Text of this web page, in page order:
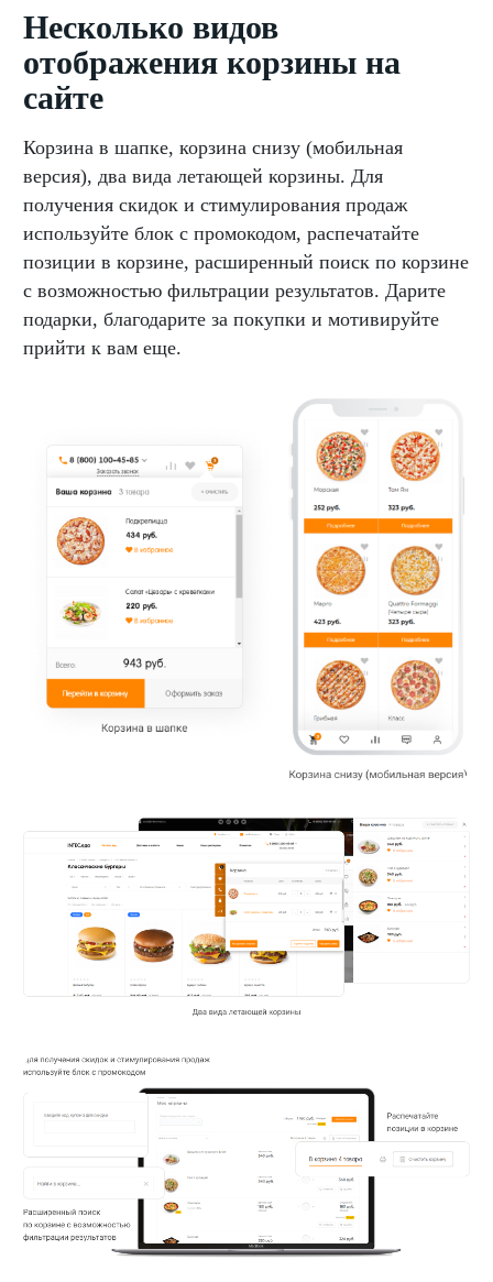
Несколько видов
отображения корзины на
сайте
Корзина в шапке, корзина снизу (мобильная
версия), два вида летающей корзины. Для
получения скидок и стимулирования продаж
используйте блок с промокодом, распечатайте
позиции в корзине, расширенный поиск по корзине
с возможностью фильтрации результатов. Дарите
подарки, благодарите за покупки и мотивируйте
прийти к вам еще.